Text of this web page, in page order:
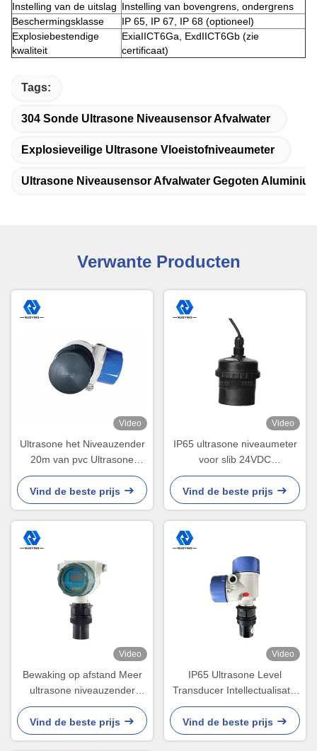
Instelling van de uitslag Instelling van bovengrens, ondergrens
Beschermingsklasse
IP 65, IP 67, IP 68 (optioneel)
Explosiebestendige
kwaliteit
ExiaIICT6Ga, ExdIICT6Gb (zie
certificaat)
Tags:
304 Sonde Ultrasone Niveausensor Afvalwater
Explosieveilige Ultrasone Vloeistofniveaumeter
Ultrasone Niveausensor Afvalwater Gegoten
Verwante Producten
Video
Ultrasone het Niveauzender
20m van pvc Ultrasone
Vloeibare Vlakke Maat Hoge
Precisie
Vind de beste prijs
Video
IP65 ultrasone niveaumeter
voor slib 24VDC
onderhoudsvrij
Vind de beste prijs
Video
Bewaking op afstand Meer
ultrasone niveauzender
Ultrasone olieniveauzender
Vind de beste prijs
Video
IP65 Ultrasone Level
Transducer Intellectualisatie
met LCD-scherm
Vind de beste prijs